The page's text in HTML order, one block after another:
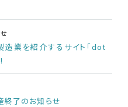
業を紹介するサイト「dot
了のお知らせ